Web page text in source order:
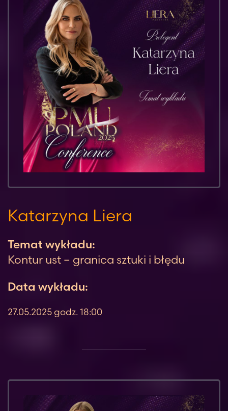
Katarzyna Liera
Temat wykładu:
Kontur ust – granica sztuki i błędu
Data wykładu:
27.05.2025 godz. 18:00